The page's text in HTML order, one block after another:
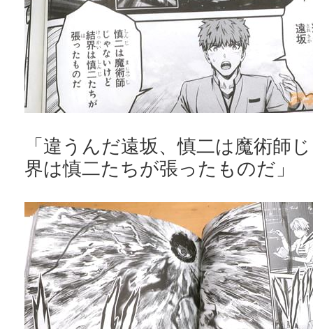
「違うんだ遠坂、慎二は魔術師
界は慎二たちが張ったものだ」